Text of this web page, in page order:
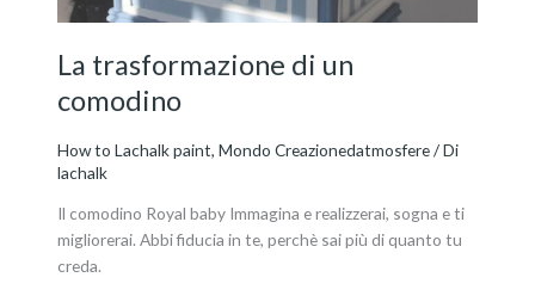
La trasformazione di un
comodino
How to Lachalk paint,Mondo Creazionedatmosfere/ Di
lachalk
Il comodino Royal baby Immagina e realizzerai, sogna e ti
migliorerai. Abbi fiducia in te, perchè sai più di quanto tu
creda.